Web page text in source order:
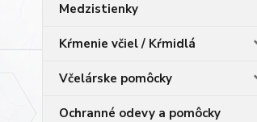
Medzistienky
Kŕmenie včiel / Kŕmidlá
Včelárske pomôcky
Ochranné odevy a pomôcky